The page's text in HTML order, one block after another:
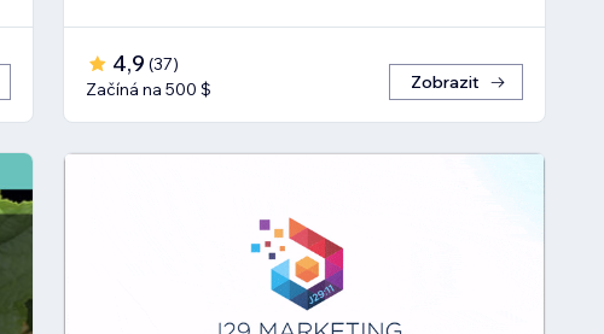
4,9 (37)
Začíná na 500 $
Zobrazit